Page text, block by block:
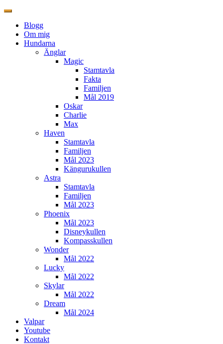
Blogg
Om mig
Hundarna
Änglar
Magic
Stamtavla
Fakta
Familjen
Mål 2019
Oskar
Charlie
Max
Haven
Stamtavla
Familjen
Mål 2023
Kängurukullen
Astra
Stamtavla
Familjen
Mål 2023
Phoenix
Mål 2023
Disneykullen
Kompasskullen
Wonder
Mål 2022
Lucky
Mål 2022
Skylar
Mål 2022
Dream
Mål 2024
Valpar
Youtube
Kontakt